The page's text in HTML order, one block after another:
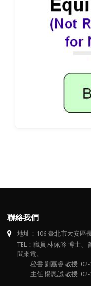
聯絡我們
地址：106 臺北市大安區
TEL：職員 林佩吟 博士
間來電。
秘書 劉嚞睿 教授 02-
主任 楊恩誠 教授 02-